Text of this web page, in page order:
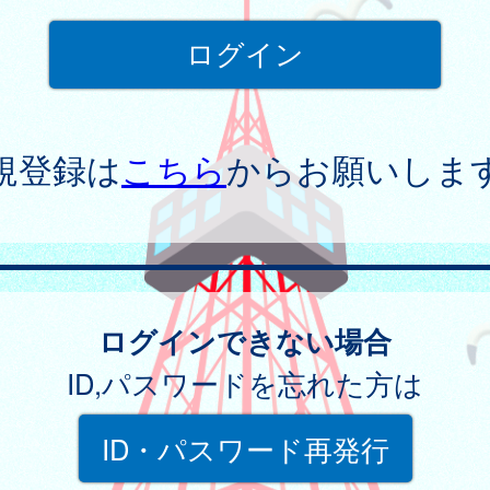
登録はこちらからお願いしま
ログインできない場合
ID,パスワードを忘れた方は
ID・パスワード再発行